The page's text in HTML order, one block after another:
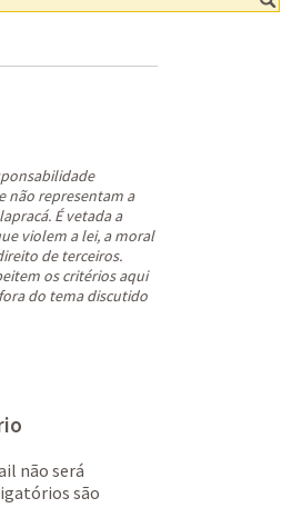
não representam a
É vetada a
violem a lei, a moral
de terceiros.
os critérios aqui
do tema discutido
não será
são